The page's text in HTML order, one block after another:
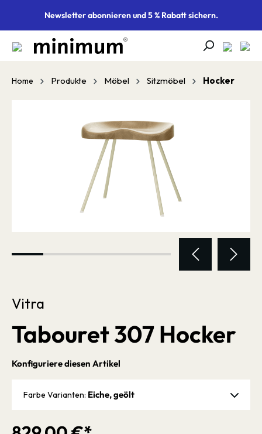
springenNewsletter abonnieren und 5 % Rabatt sichern.
Home Produkte Möbel Sitzmöbel Hocker
Vitra
Tabouret 307 Hocker
Konfiguriere diesen Artikel
Farbe Varianten: Eiche, geölt